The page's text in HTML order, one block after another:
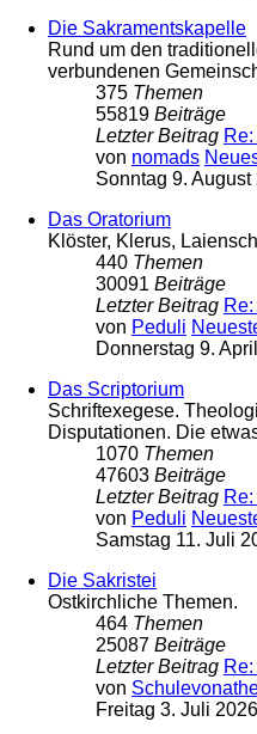
Die Sakramentskapelle
Rund um den
verbundenen
375 Themen
55819 Beiträge
Letzter Beitrag
von nomads
Sonntag 9.
Das Oratorium
Klöster, Klerus,
440 Themen
30091 Beiträge
Letzter Beitrag
von Peduli
Donnerstag 9.
Das Scriptorium
Schriftexegese.
Disputationen. Die
1070 Themen
47603 Beiträge
Letzter Beitrag
von Peduli
Samstag 11. Juli
Die Sakristei
Ostkirchliche Themen.
464 Themen
25087 Beiträge
Letzter Beitrag
von
Freitag 3. Juli